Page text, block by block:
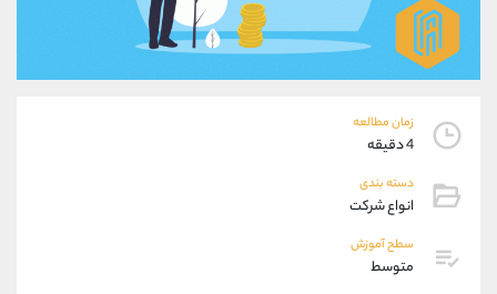
زمان مطالعه
4 دقیقه
دسته بندی
انواع شرکت
سطح آموزش
متوسط
09304891085
واتساپ
تلگرام
پشتیبان فروش
موبایل
واتساپ
داخلی